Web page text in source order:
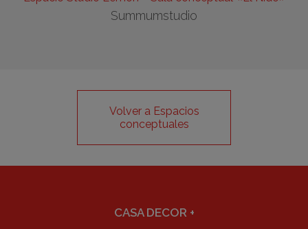
Summumstudio
Volver a Espacios
conceptuales
CASA DECOR +